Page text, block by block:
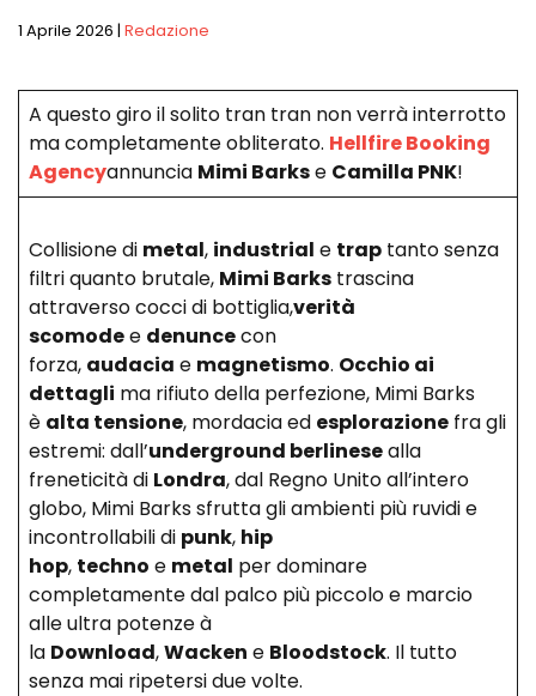
1 Aprile 2026 | Redazione
A questo giro il solito tran tran non verrà interrotto
ma completamente obliterato. Hellfire Booking
Agencyannuncia Mimi Barkse Camilla PNK!
Collisione di metal, industrial e trap tanto senza
filtri quanto brutale, Mimi Barks trascina
attraverso cocci di bottiglia,verità
scomodee denuncecon
forza, audacia e magnetismo. Occhio ai
dettagli ma rifiuto della perfezione, Mimi Barks
è alta tensione, mordacia ed esplorazione fra gli
estremi: dall’underground berlinesealla
freneticità di Londra, dal Regno Unito all’intero
globo, Mimi Barks sfrutta gli ambienti più ruvidi e
incontrollabili di punk, hip
hop, techno e metal per dominare
completamente dal palco più piccolo e marcio
alle ultra potenze à
la Download,Wacken e Bloodstock. Il tutto
senza mai ripetersi due volte.